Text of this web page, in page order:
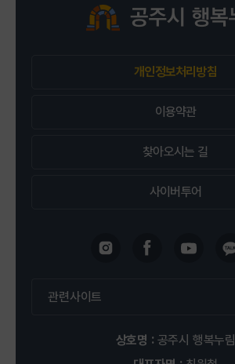
포포아트앤플레이(26~36개월)
2026-09-13 ~ 2026-12-13
평생학습관
공주시 행복누림 평생학습관 2층 차&제빵실
개인정보처리방침
이용약관
찾아오시는 길
사이버투어
관련사이트
상호명 : 공주시 행복누림